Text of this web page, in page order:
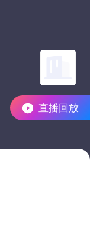
直播回放